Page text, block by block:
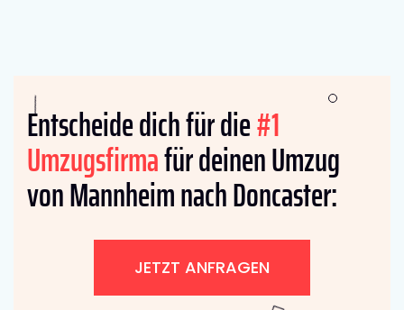
Entscheide dich für die#1
Umzugsfirmafür deinen Umzug
von Mannheim nach Doncaster:
JETZT ANFRAGEN